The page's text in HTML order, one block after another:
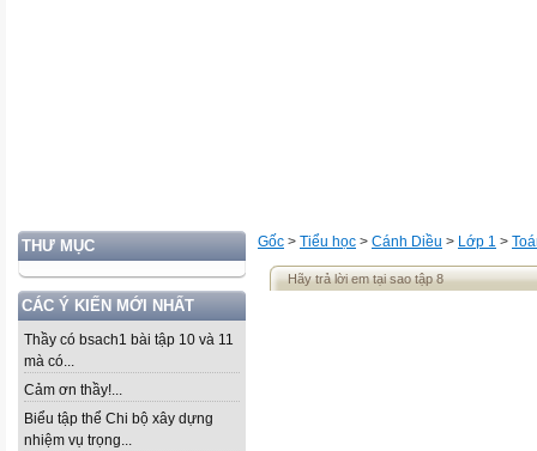
THƯ MỤC
CÁC Ý KIẾN MỚI NHẤT
Thầy có bsach1 bài tập 10 và 11
mà có...
Cảm ơn thầy!...
Biểu tập thể Chi bộ xây dựng
nhiệm vụ trọng...
Gốc > Tiểu học > Cánh Diều > Lớp 1 >
Hãy trả lời em tại sao tập 8